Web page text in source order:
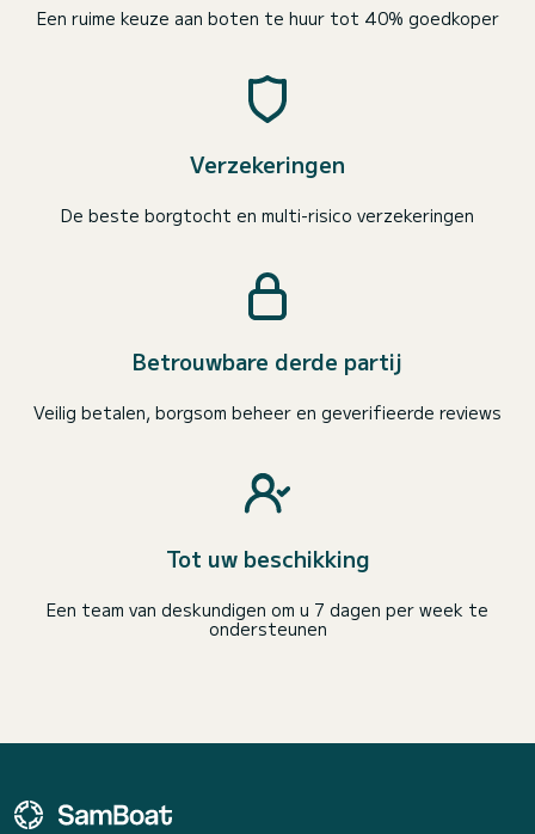
Een ruime keuze aan boten te huur tot 40% goedkoper
Verzekeringen
De beste borgtocht en multi-risico verzekeringen
Betrouwbare derde partij
Veilig betalen, borgsom beheer en geverifieerde reviews
Tot uw beschikking
Een team van deskundigen om u 7 dagen per week te
ondersteunen